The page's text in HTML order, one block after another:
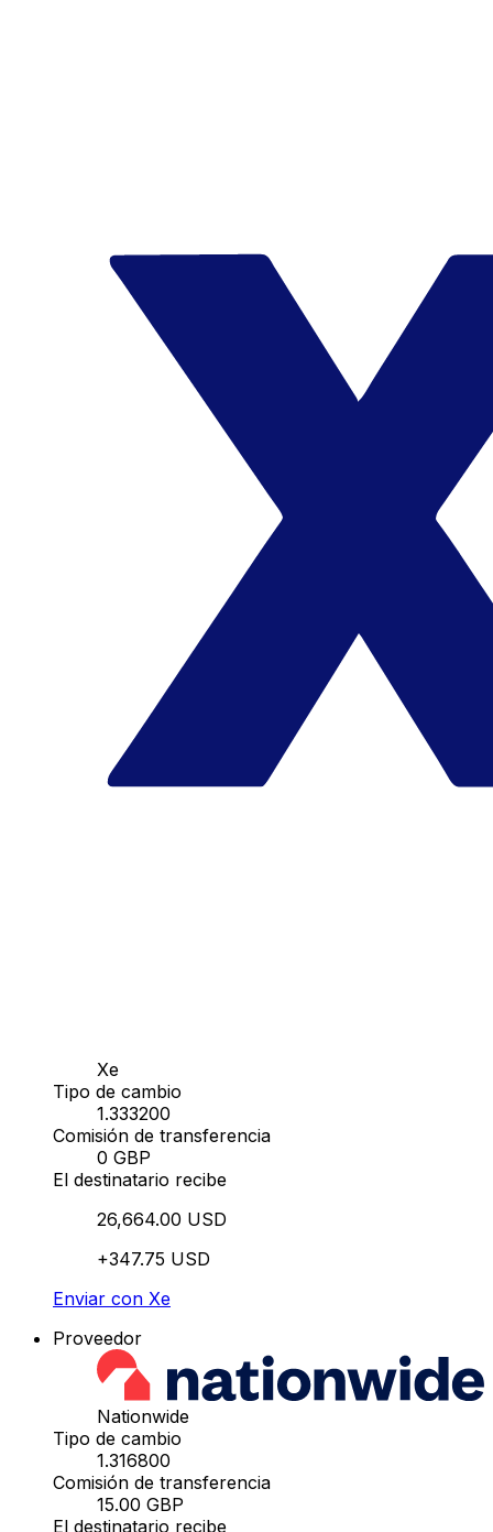
Xe
Tipo de cambio
1.333200
Comisión de transferencia
0 GBP
El destinatario recibe
26,664.00 USD
+347.75 USD
Enviar con Xe
Proveedor
Nationwide
Tipo de cambio
1.316800
Comisión de transferencia
15.00 GBP
El destinatario recibe